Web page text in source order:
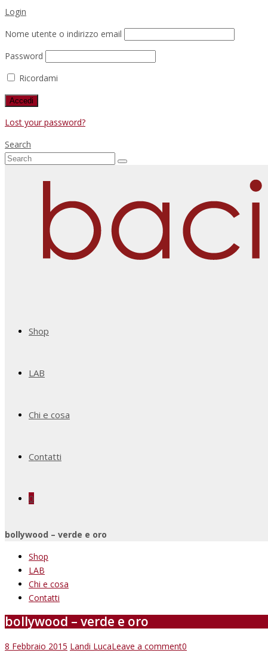
Login
Nome utente o indirizzo email
Password
Ricordami
Lost your password?
Search
Shop
LAB
Chi e cosa
Contatti
0
bollywood – verde e oro
Shop
LAB
Chi e cosa
Contatti
bollywood – verde e oro
8 Febbraio 2015 Landi LucaLeave a comment0